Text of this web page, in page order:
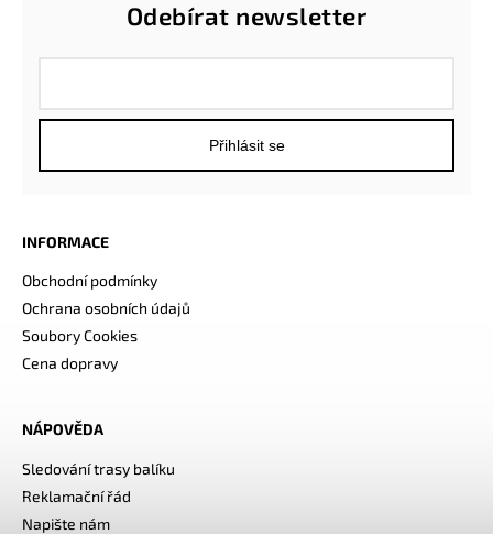
INFORMACE
Obchodní podmínky
Ochrana osobních údajů
Soubory Cookies
Cena dopravy
NÁPOVĚDA
Sledování trasy balíku
Reklamační řád
Napište nám
Odebírat newsletter
Přihlásit se